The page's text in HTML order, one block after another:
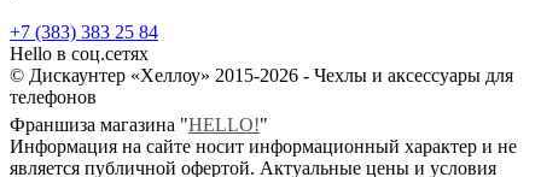
+7 (383) 383 25 84
Hello в соц.сетях
© Дискаунтер «Хеллоу» 2015-2026 - Чехлы и аксессуары для
телефонов
Франшиза магазина "HELLO!"
Информация на сайте носит информационный характер и не
является публичной офертой. Актуальные цены и условия